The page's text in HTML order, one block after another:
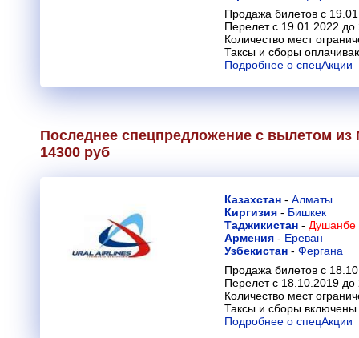
Продажа билетов с
Перелет с 19.01.2022 до
Количество мест
Таксы и сборы
Подробнее о спецАкции
Последнее спецпредложение с вылетом
14300 руб
Казахстан - Алматы
Киргизия - Бишкек
Таджикистан - Душанбе
Армения - Ереван
Узбекистан - Фергана
Продажа билетов с
Перелет с 18.10.2019 до
Количество мест
Таксы и сборы включены
Подробнее о спецАкции